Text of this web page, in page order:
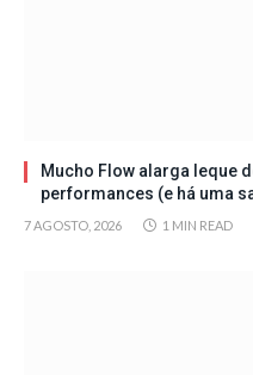
Mucho Flow alarga leque
performances (e há uma
7 AGOSTO, 2026 1 MIN READ